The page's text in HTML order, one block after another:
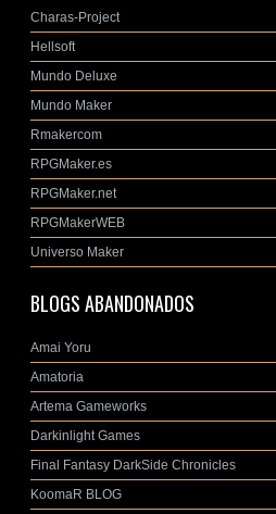
Charas-Project
Hellsoft
Mundo Deluxe
Mundo Maker
Rmakercom
RPGMaker.es
RPGMaker.net
RPGMakerWEB
Universo Maker
BLOGS ABANDONADOS
Amai Yoru
Amatoria
Artema Gameworks
Darkinlight Games
Final Fantasy DarkSide Chronicles
KoomaR BLOG